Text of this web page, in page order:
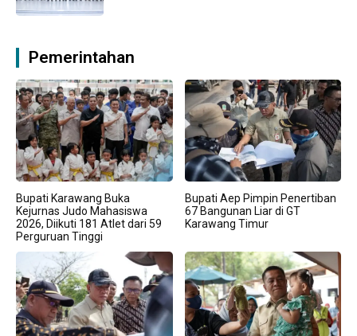
Pemerintahan
Bupati Karawang Buka
Kejurnas Judo Mahasiswa
2026, Diikuti 181 Atlet dari 59
Perguruan Tinggi
Bupati Aep Pimpin Penertiban
67 Bangunan Liar di GT
Karawang Timur